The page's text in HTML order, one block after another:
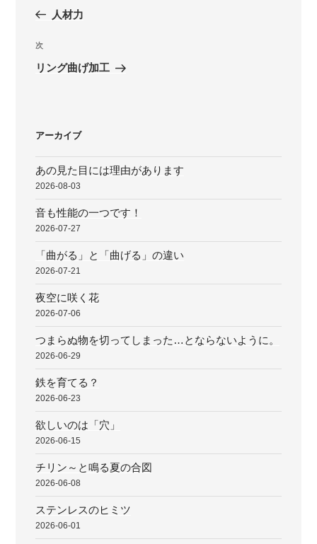
ナ
ビ
ゲ
ン
の
稿
人材力
次
の
次
リング曲げ加工
アーカイブ
あの見た目には理由があります
2026-08-03
音も性能の一つです！
2026-07-27
「曲がる」と「曲げる」の違い
2026-07-21
夜空に咲く花
2026-07-06
つまらぬ物を切ってしまった…とならないように。
2026-06-29
鉄を育てる？
2026-06-23
欲しいのは「穴」
2026-06-15
チリン～と鳴る夏の合図
2026-06-08
ステンレスのヒミツ
2026-06-01